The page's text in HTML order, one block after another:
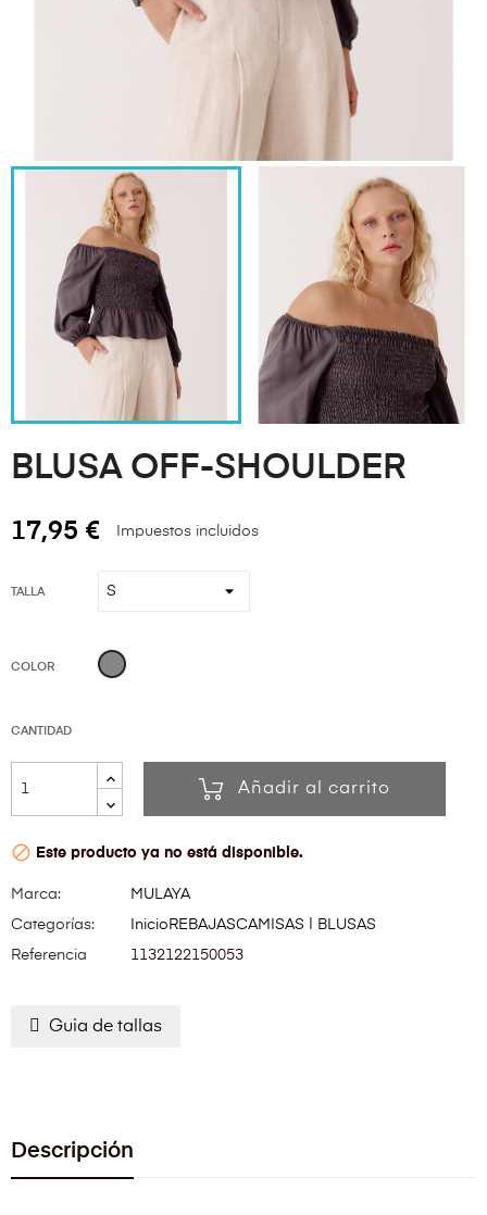
BLUSA OFF-SHOULDER
17,95 € Impuestos incluidos
TALLA
COLOR Gris
CANTIDAD
Añadir al carrito
 Este producto ya no está disponible.
Marca:
MULAYA
Categorías:
Inicio REBAJASCAMISAS | BLUSAS
Referencia
1132122150053
Guia de tallas
Descripción